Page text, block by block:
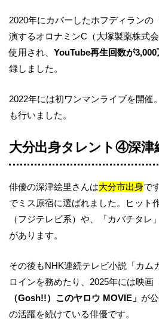
2020年にカバーしたホフディランの
演するオロナミンC（大塚製薬株式
使用され、 YouTube再生回数が
録しました。
2022年には初ワンマンライブを開催
も行いました。
大分出身タレント④深津
俳優の深津絵里さんは大分市出身で
でミス原宿に選ばれました。ヒット
（フジテレビ系）や、「カバチタレ
があります。
その後もNHK連続テレビ小説「カム
ロインを務めたり、2025年には映画
（Gosh!!）このヤロウ MOVIE」 が
の活躍を続けている俳優です。